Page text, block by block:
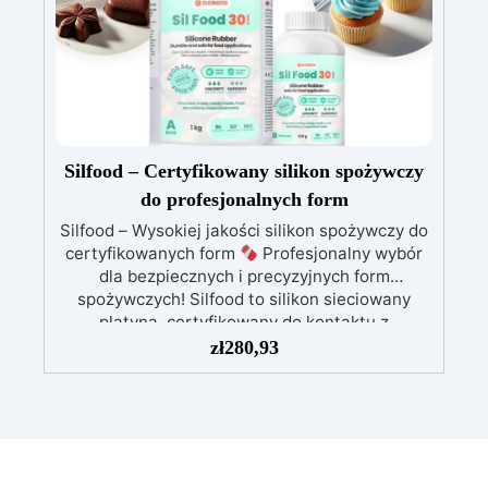
stanie płynnej, jak i stałej formy.
Silfood – Certyfikowany silikon spożywczy
do profesjonalnych form
Silfood – Wysokiej jakości silikon spożywczy do
certyfikowanych form
Profesjonalny wybór
dla bezpiecznych i precyzyjnych form
spożywczych! Silfood to silikon sieciowany
platyną, certyfikowany do kontaktu z
żywnością. Dzięki zaawansowanej formule
zapewnia bezpieczeństwo, precyzję i trwałość,
zł280,93